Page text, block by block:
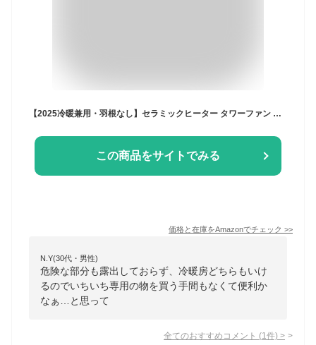
【2025冷暖兼用・羽根なし】セラミックヒーター タワーファン 温風 送風 3段階温風＆8段階送風切替 100°自動首振り 9Hタイマー 静音 扇風機羽なし 強風＆微風モード 大風量速暖リモコン付 転倒自動OFF 過熱保護 電気ファンヒーター 省エネ 節電 子供部屋/リビング/寝室/書斎/キッチン/脱衣所/洗面所/トイレ/オフィス用 家庭用 暖房器具 PSE認証済 日本語説明書 グレー
この商品をサイトでみる
価格と在庫をAmazonでチェック >>
N.Y(30代・男性)
危険な部分も露出しておらず、冷暖房どちらもいけ
るのでいちいち専用の物を買う手間もなくて便利か
なぁ…と思って
全てのおすすめコメント (1 件) >